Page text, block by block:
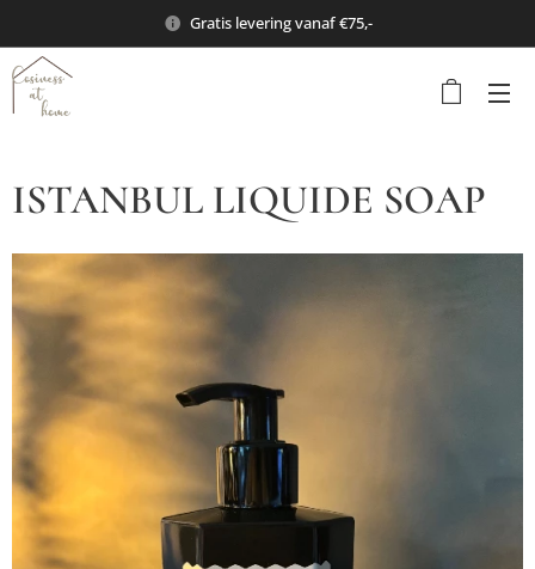
Gratis levering vanaf €75,-
ISTANBUL LIQUIDE SOAP